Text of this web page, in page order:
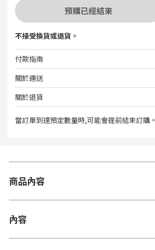
預購已經結束
不接受換貨或退貨。
付款指南
關於運送
關於退貨
當訂單到達預定數量時,可能會提前結束訂購。
商品內容
內容